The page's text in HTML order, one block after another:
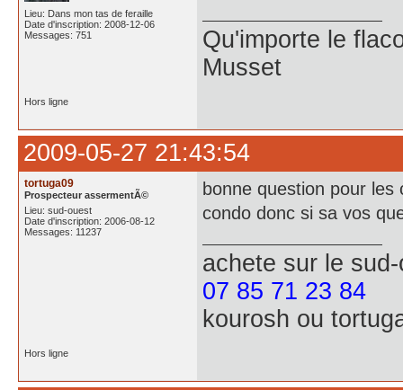
Lieu: Dans mon tas de feraille
Date d'inscription: 2008-12-06
Messages: 751
Qu'importe le
Musset
Hors ligne
2009-05-27 21:43:54
tortuga09
Prospecteur assermentÃ©
Lieu: sud-ouest
Date d'inscription: 2006-08-12
Messages: 11237
bonne question pour
condo donc si sa vos
achete sur le
07 85 71 23 84
kourosh ou
Hors ligne